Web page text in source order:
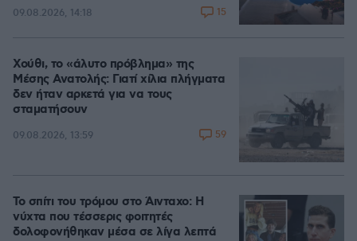
09.08.2026, 14:18 15
Χούθι, το «άλυτο πρόβλημα» της
Μέσης Ανατολής: Γιατί χίλια πλήγματα
δεν ήταν αρκετά για να τους
σταματήσουν
09.08.2026, 13:59 59
Το σπίτι του τρόμου στο Άινταχο: Η
νύχτα που τέσσερις φοιτητές
δολοφονήθηκαν μέσα σε λίγα λεπτά